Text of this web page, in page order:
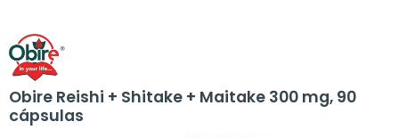
Obire Reishi + Shitake + Maitake 300 mg, 90
cápsulas